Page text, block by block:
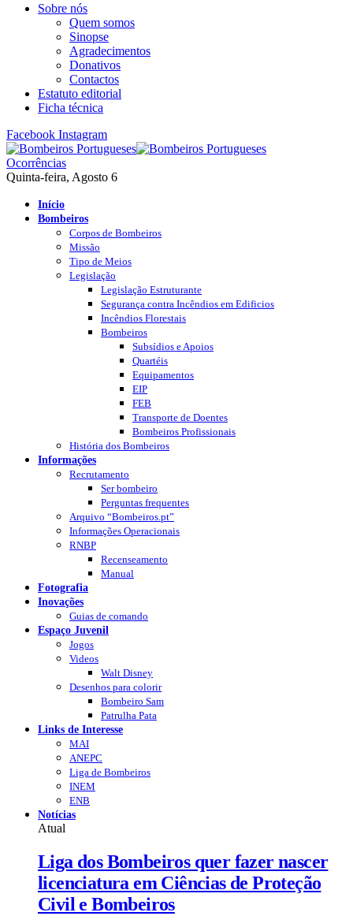
Sobre nós
Quem somos
Sinopse
Agradecimentos
Donativos
Contactos
Estatuto editorial
Ficha técnica
Facebook Instagram
Ocorrências
Quinta-feira, Agosto 6
Início
Bombeiros
Corpos de Bombeiros
Missão
Tipo de Meios
Legislação
Legislação Estruturante
Segurança contra Incêndios em Edificios
Incêndios Florestais
Bombeiros
Subsídios e Apoios
Quartéis
Equipamentos
EIP
FEB
Transporte de Doentes
Bombeiros Profissionais
História dos Bombeiros
Informações
Recrutamento
Ser bombeiro
Perguntas frequentes
Arquivo “Bombeiros.pt”
Informações Operacionais
RNBP
Recenseamento
Manual
Fotografia
Inovações
Guias de comando
Espaço Juvenil
Jogos
Videos
Walt Disney
Desenhos para colorir
Bombeiro Sam
Patrulha Pata
Links de Interesse
MAI
ANEPC
Liga de Bombeiros
INEM
ENB
Notícias
Atual
Liga dos Bombeiros quer fazer nascer
licenciatura em Ciências de Proteção
Civil e Bombeiros